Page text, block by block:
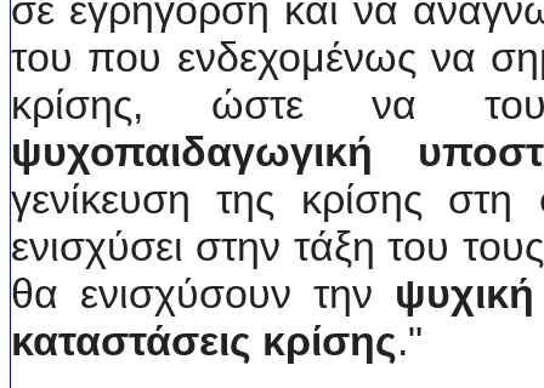
σε εγρήγορση και να
του που ενδεχομένως να
κρίσης, ώστε να
ψυχοπαιδαγωγική
γενίκευση της κρίσης στη
ενισχύσει στην τάξη του
θα ενισχύσουν την
καταστάσεις κρίσης."